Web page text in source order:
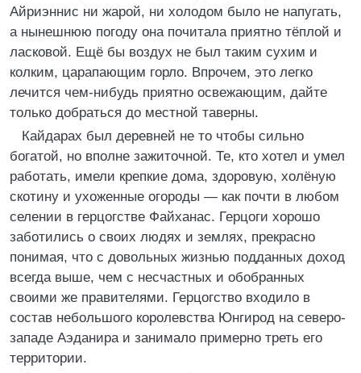
Айриэннис ни жарой, ни холодом было не напугать,
а нынешнюю погоду она почитала приятно тёплой и
ласковой. Ещё бы воздух не был таким сухим и
колким, царапающим горло. Впрочем, это легко
лечится чем-нибудь приятно освежающим, дайте
только добраться до местной таверны.
Кайдарах был деревней не то чтобы сильно
богатой, но вполне зажиточной. Те, кто хотел и умел
работать, имели крепкие дома, здоровую, холёную
скотину и ухоженные огороды — как почти в любом
селении в герцогстве Файханас. Герцоги хорошо
заботились о своих людях и землях, прекрасно
понимая, что с довольных жизнью подданных доход
всегда выше, чем с несчастных и обобранных
своими же правителями. Герцогство входило в
состав небольшого королевства Юнгирод на северо-
западе Аэданира и занимало примерно треть его
территории.